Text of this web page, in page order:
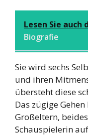
Lesen Sie auch
Biografie
Sie wird sechs
und ihren
übersteht diese
Das zügige
Großeltern,
Schauspielerin